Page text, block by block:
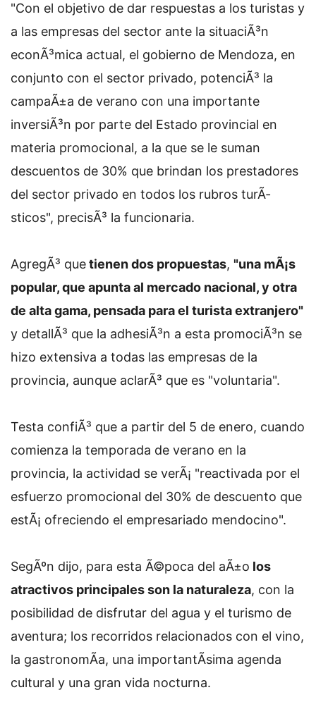
"Con el objetivo de dar respuestas a los turistas y
a las empresas del sector ante la situaciÃ³n
econÃ³mica actual, el gobierno de Mendoza, en
conjunto con el sector privado, potenciÃ³ la
campaÃ±a de verano con una importante
inversiÃ³n por parte del Estado provincial en
materia promocional, a la que se le suman
descuentos de 30% que brindan los prestadores
del sector privado en todos los rubros turÃ­
sticos", precisÃ³ la funcionaria.
AgregÃ³ quetienen dos propuestas, "una mÃ¡s
popular, que apunta al mercado nacional, y otra
de alta gama, pensada para el turista extranjero"
y detallÃ³ que la adhesiÃ³n a esta promociÃ³n se
hizo extensiva a todas las empresas de la
provincia, aunque aclarÃ³ que es "voluntaria".
Testa confiÃ³ que a partir del 5 de enero, cuando
comienza la temporada de verano en la
provincia, la actividad se verÃ¡ "reactivada por el
esfuerzo promocional del 30% de descuento que
estÃ¡ ofreciendo el empresariado mendocino".
SegÃºn dijo, para esta Ã©poca del aÃ±o los
atractivos principales son la naturaleza, con la
posibilidad de disfrutar del agua y el turismo de
aventura; los recorridos relacionados con el vino,
la gastronomÃ­a, una importantÃ­sima agenda
cultural y una gran vida nocturna.